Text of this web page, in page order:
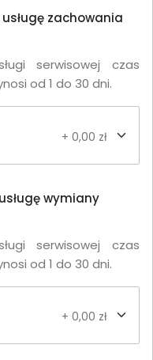
zachowania
serwisowej czas
od 1 do 30 dni.
+ 0,00 zł
wymiany
serwisowej czas
od 1 do 30 dni.
+ 0,00 zł